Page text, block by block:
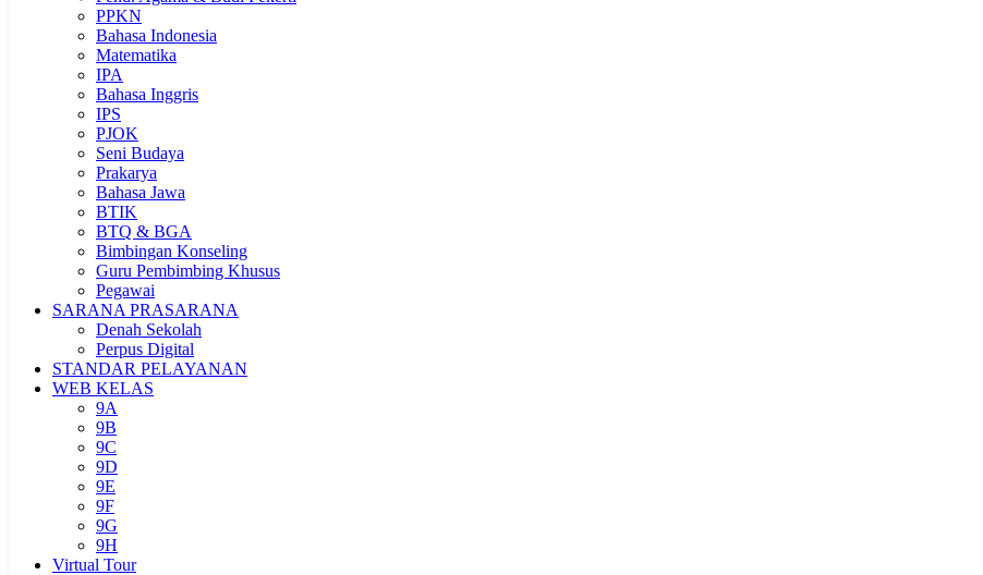
PPKN
Bahasa Indonesia
Matematika
IPA
Bahasa Inggris
IPS
PJOK
Seni Budaya
Prakarya
Bahasa Jawa
BTIK
BTQ & BGA
Bimbingan Konseling
Guru Pembimbing Khusus
Pegawai
SARANA PRASARANA
Denah Sekolah
Perpus Digital
STANDAR PELAYANAN
WEB KELAS
9A
9B
9C
9D
9E
9F
9G
9H
Virtual Tour